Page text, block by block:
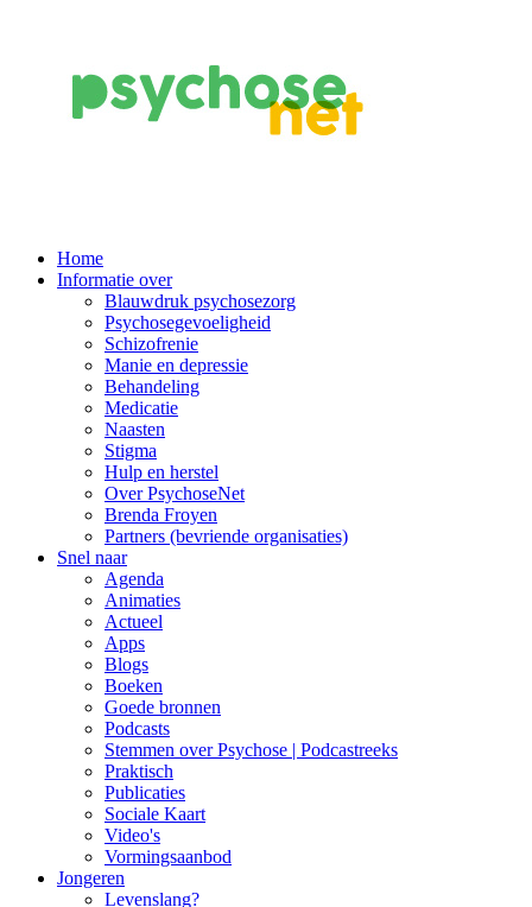
Main
Navigation
Home
Informatie over
Blauwdruk psychosezorg
Psychosegevoeligheid
Schizofrenie
Manie en depressie
Behandeling
Medicatie
Naasten
Stigma
Hulp en herstel
Over PsychoseNet
Brenda Froyen
Partners (bevriende organisaties)
Snel naar
Agenda
Animaties
Actueel
Apps
Blogs
Boeken
Goede bronnen
Podcasts
Stemmen over Psychose | Podcastreeks
Praktisch
Publicaties
Sociale Kaart
Video's
Vormingsaanbod
Jongeren
Levenslang?